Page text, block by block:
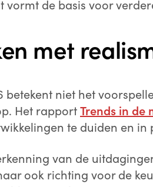
vormt de basis voor
met
betekent niet het
Het rapportTrends in de
te duiden en in
van de
ook richting voor de